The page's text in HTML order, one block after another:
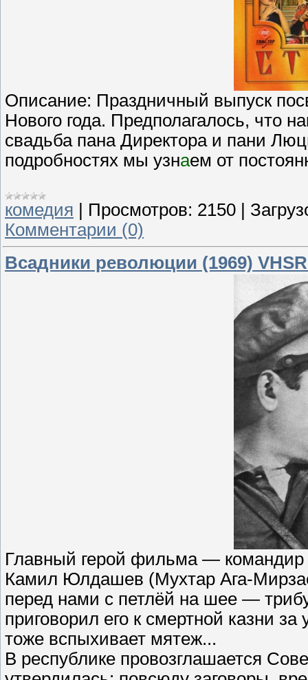
Описание: Праздничный выпуск
Нового года. Предполагалось, что
свадьба пана Директора и пани
подробностях мы узнаем от
комедия Просмотров: 2150
Комментарии (0)
Всадники революции (1969)
Главный герой фильма — командир
Камил Юлдашев (Мухтар Ага-
перед нами с петлёй на шее —
приговорил его к смертной казни
тоже вспыхивает мятеж...
В республике провозглашается